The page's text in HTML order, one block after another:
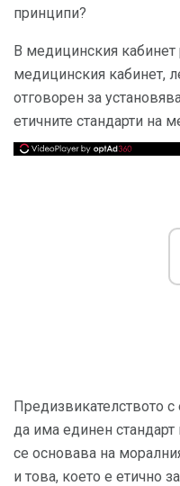
принципи?
В медицинския кабинет
медицинския кабинет,
отговорен за
етичните стандарти на
Предизвикателството
да има единен стандарт
се основава на
и това, което е етично